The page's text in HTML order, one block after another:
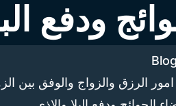
ودفع
Blog
امور الرزق والزواج والوفق بين